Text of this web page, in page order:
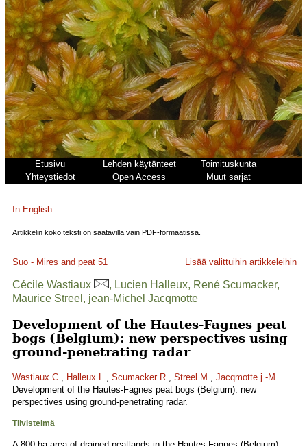
Etusivu Lehden käytänteet
Toimituskunta
Yhteystiedot
Open Access Muut sarjat
In English
Artikkelin koko teksti on saatavilla vain PDF-formaatissa.
Suo - Mires and peat 51 Lisää valittuihin artikkeleihin
Cécile Wastiaux
, Lucien Halleux, René Scumacker,
Maurice Streel, jean-Michel Jacqmotte
Development of the Hautes-Fagnes peat
bogs (Belgium): new perspectives using
ground-penetrating radar
Wastiaux C., Halleux L., Scumacker R., Streel M., Jacqmotte j.-M.
Development of the Hautes-Fagnes peat bogs (Belgium): new
perspectives using ground-penetrating radar.
Tiivistelmä